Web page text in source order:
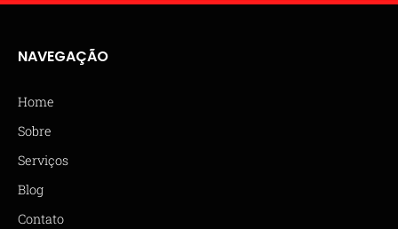
NAVEGAÇÃO
Home
Sobre
Serviços
Blog
Contato